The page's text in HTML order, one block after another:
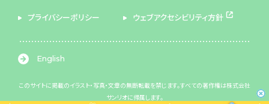
プライバシーポリシー ウェブアクセシビリティ方針
English
このサイトに掲載のイラスト・写真・文章の無断転載を禁じます。すべての著作権は株式会社
サンリオに帰属します。